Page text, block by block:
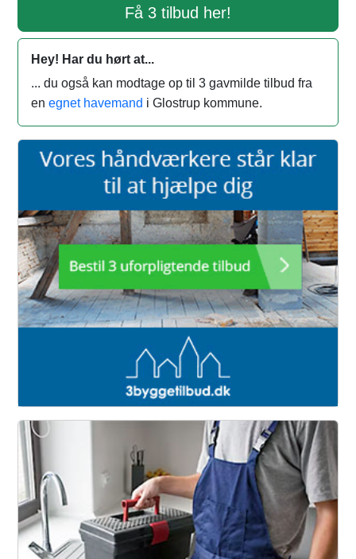
Få 3 tilbud her!
Hey! Har du hørt at...
... du også kan modtage op til 3 gavmilde tilbud fra
en egnet havemand i Glostrup kommune.